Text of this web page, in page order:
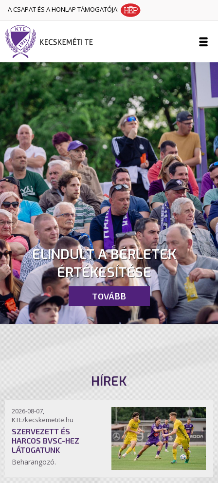
A CSAPAT ÉS A HONLAP TÁMOGATÓJA:
ELINDULT A BÉRLETEK
ÉRTÉKESÍTÉSE
TOVÁBB
HÍREK
2026-08-07,
KTE/kecskemetite.hu
SZERVEZETT ÉS
HARCOS BVSC-HEZ
LÁTOGATUNK
Beharangozó.